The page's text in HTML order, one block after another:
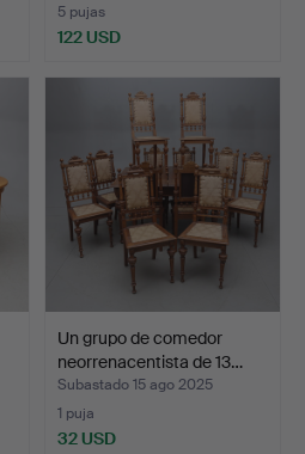
5 pujas
122 USD
Un grupo de comedor
neorrenacentista de 13…
Subastado 15 ago 2025
1 puja
32 USD